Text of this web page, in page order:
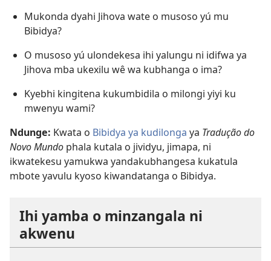
Mukonda dyahi Jihova wate o musoso yú mu
Bibidya?
O musoso yú ulondekesa ihi yalungu ni idifwa ya
Jihova mba ukexilu wê wa kubhanga o ima?
Kyebhi kingitena kukumbidila o milongi yiyi ku
mwenyu wami?
Ndunge: Kwata o Bibidya ya kudilonga ya Tradução do
Novo Mundo phala kutala o jividyu, jimapa, ni
ikwatekesu yamukwa yandakubhangesa kukatula
mbote yavulu kyoso kiwandatanga o Bibidya.
Ihi yamba o minzangala ni
akwenu